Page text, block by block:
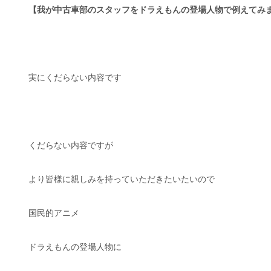
【我が中古車部のスタッフをドラえもんの登場人物で例えてみ
実にくだらない内容です
くだらない内容ですが
より皆様に親しみを持っていただきたいたいので
国民的アニメ
ドラえもんの登場人物に